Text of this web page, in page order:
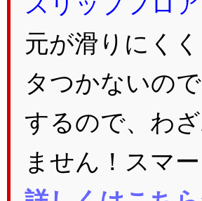
元が滑りにく
タつかないの
するので、わ
ません！スマ